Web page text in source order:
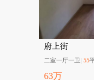
府上街
二室一厅一卫 55
63万